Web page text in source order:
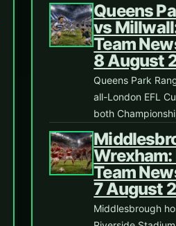
Queens
vs
Team
8 August
Queens Park
all-London EFL
both
Team
7 August
Middlesbrough